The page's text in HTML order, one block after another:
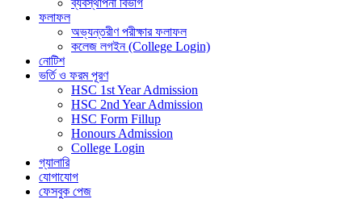
ফলাফল
অভ্যন্তরীণ পরীক্ষার ফলাফল
কলেজ লগইন (College Login)
নোটিশ
ভর্তি ও ফরম পূরণ
HSC 1st Year Admission
HSC 2nd Year Admission
HSC Form Fillup
Honours Admission
College Login
গ্যালারি
যোগাযোগ
ফেসবুক পেজ